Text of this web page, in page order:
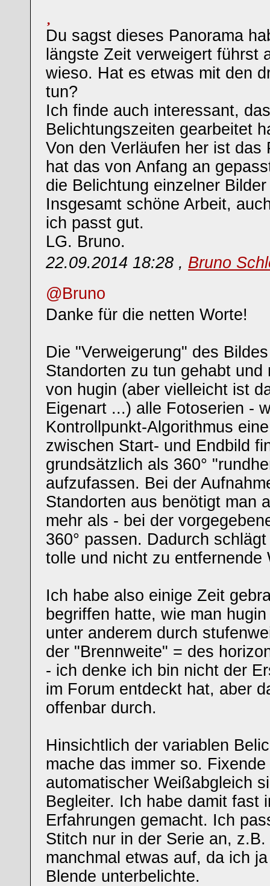
Du sagst dieses Panorama
längste Zeit verweigert führst
wieso. Hat es etwas mit den
tun?
Ich finde auch interessant,
Belichtungszeiten gearbeitet
Von den Verläufen her ist das
hat das von Anfang an
die Belichtung einzelner
Insgesamt schöne Arbeit,
ich passt gut.
LG. Bruno.
22.09.2014 18:28 , Bruno
@Bruno
Danke für die netten Worte!
Die "Verweigerung" des
Standorten zu tun gehabt und
von hugin (aber vielleicht ist
Eigenart ...) alle Fotoserien -
Kontrollpunkt-Algorithmus
zwischen Start- und Endbild
grundsätzlich als 360°
aufzufassen. Bei der
Standorten aus benötigt man
mehr als - bei der
360° passen. Dadurch
tolle und nicht zu entfernende
Ich habe also einige Zeit
begriffen hatte, wie man
unter anderem durch
der "Brennweite" = des
- ich denke ich bin nicht der
im Forum entdeckt hat, aber
offenbar durch.
Hinsichtlich der variablen
mache das immer so. Fixende
automatischer Weißabgleich
Begleiter. Ich habe damit fast
Erfahrungen gemacht. Ich
Stitch nur in der Serie an,
manchmal etwas auf, da ich
Blende unterbelichte.